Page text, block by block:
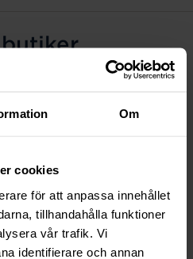
Om
cookies
för att anpassa innehållet
tillhandahålla funktioner
vår trafik. Vi
identifierare och annan